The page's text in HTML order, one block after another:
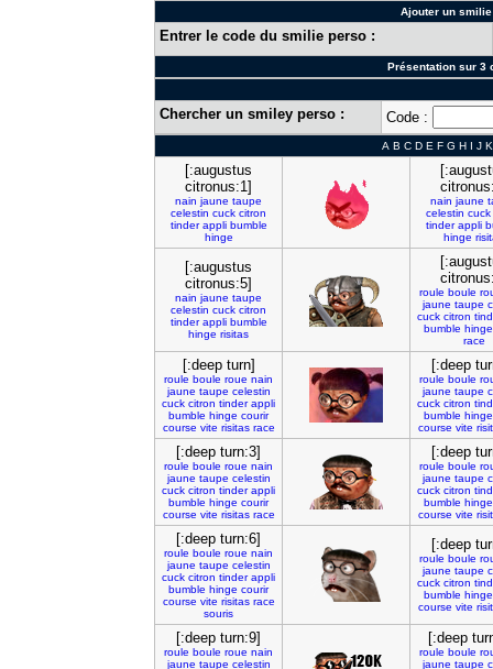
Ajouter un
Entrer le code du smilie perso :
Présentation sur 3
Chercher un smiley perso : Code :
A B C D E F G H I J K
[:augustus
citronus:1]
nain jaune taupe
celestin cuck citron
tinder appli bumble
hinge
nain jaune
celestin cuck
tinder appli
hinge
[:augustus
citronus:5]
nain jaune taupe
celestin cuck citron
tinder appli bumble
hinge risitas
roule boule
jaune taupe
cuck citron
bumble hinge
race
[:deep turn]
roule boule roue nain
jaune taupe celestin
cuck citron tinder appli
bumble hinge courir
course vite risitas race
[:deep
roule boule
jaune taupe
cuck citron
bumble hinge
course vite
[:deep turn:3]
roule boule roue nain
jaune taupe celestin
cuck citron tinder appli
bumble hinge courir
course vite risitas race
[:deep
roule boule
jaune taupe
cuck citron
bumble hinge
course vite
[:deep turn:6]
roule boule roue nain
jaune taupe celestin
cuck citron tinder appli
bumble hinge courir
course vite risitas race
souris
[:deep
roule boule
jaune taupe
cuck citron
bumble hinge
course vite
[:deep turn:9]
roule boule roue nain
jaune taupe celestin
[:deep
roule boule
jaune taupe